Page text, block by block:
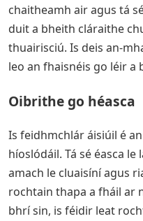
chaitheamh air agus tá
duit a bheith cláraithe
thuairisciú. Is deis an-
leo an fhaisnéis go léir a
Oibrithe go héasca
Is feidhmchlár áisiúil é
híoslódáil. Tá sé éasca
amach le cluaisíní agus
rochtain thapa a fháil ar
bhrí sin, is féidir leat